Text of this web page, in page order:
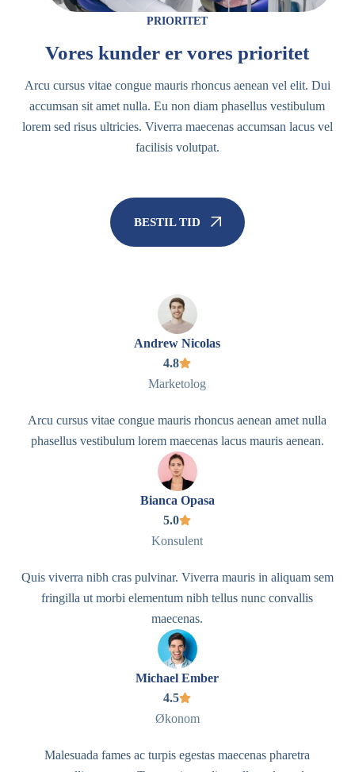
PRIORITET
Vores kunder er vores prioritet
Arcu cursus vitae congue mauris rhoncus aenean vel elit. Dui
accumsan sit amet nulla. Eu non diam phasellus vestibulum
lorem sed risus ultricies. Viverra maecenas accumsan lacus vel
facilisis volutpat.
BESTIL TID
Andrew Nicolas
4.8
Marketolog
Arcu cursus vitae congue mauris rhoncus aenean amet nulla
phasellus vestibulum lorem maecenas lacus mauris aenean.
Bianca Opasa
5.0
Konsulent
Quis viverra nibh cras pulvinar. Viverra mauris in aliquam sem
fringilla ut morbi elementum nibh tellus nunc convallis
maecenas.
Michael Ember
4.5
Økonom
Malesuada fames ac turpis egestas maecenas pharetra